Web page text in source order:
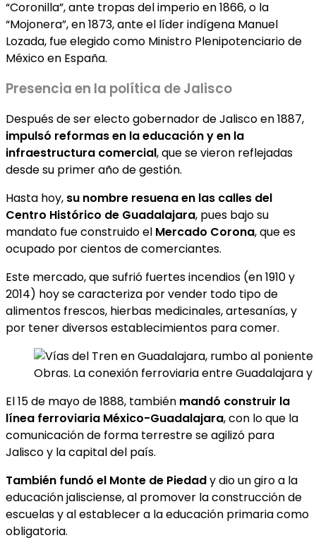
“Coronilla”, ante tropas del imperio en 1866, o la
“Mojonera”, en 1873, ante el líder indígena Manuel
Lozada, fue elegido como Ministro Plenipotenciario de
México en España.
Presencia en la política de Jalisco
Después de ser electo gobernador de Jalisco en 1887,
impulsó reformas en la educación y en la
infraestructura comercial, que se vieron reflejadas
desde su primer año de gestión.
Hasta hoy, su nombre resuena en las calles del
Centro Histórico de Guadalajara, pues bajo su
mandato fue construido el Mercado Corona, que es
ocupado por cientos de comerciantes.
Este mercado, que sufrió fuertes incendios (en 1910 y
2014) hoy se caracteriza por vender todo tipo de
alimentos frescos, hierbas medicinales, artesanías, y
por tener diversos establecimientos para comer.
Obras. La conexión ferroviaria entre Guadalajara
El 15 de mayo de 1888, también mandó construir la
línea ferroviaria México-Guadalajara, con lo que la
comunicación de forma terrestre se agilizó para
Jalisco y la capital del país.
También fundó el Monte de Piedady dio un giro a la
educación jalisciense, al promover la construcción de
escuelas y al establecer a la educación primaria como
obligatoria.